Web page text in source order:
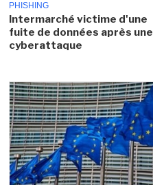
PHISHING
Intermarché victime d'une
fuite de données après une
cyberattaque